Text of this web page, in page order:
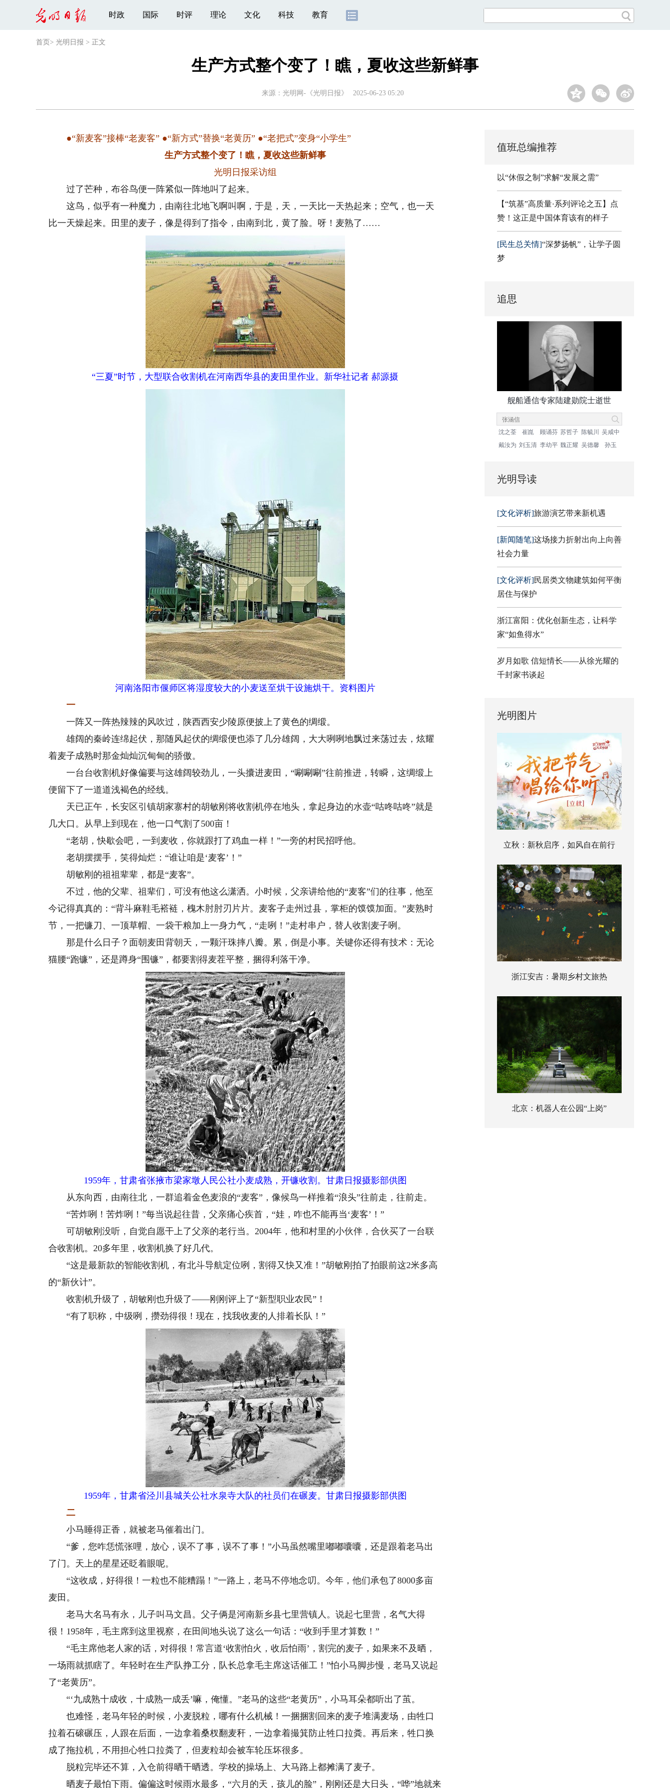
时政 国际 时评 理论 文化 科技 教育
首页 > 光明日报 > 正文
生产方式整个变了！瞧，夏收这些新鲜事
来源： 光明网-《光明日报》 2025-06-23 05:20
●“新麦客”接棒“老麦客” ●“新方式”替换“老黄历” ●“老把式”变身“小学生”
生产方式整个变了！瞧，夏收这些新鲜事
光明日报采访组
过了芒种，布谷鸟便一阵紧似一阵地叫了起来。
这鸟，似乎有一种魔力，由南往北地飞啊叫啊，于是，天，一天比一天热起来；空气，也一天
比一天燥起来。田里的麦子，像是得到了指令，由南到北，黄了脸。呀！麦熟了……
“三夏”时节，大型联合收割机在河南西华县的麦田里作业。新华社记者 郝源摄
河南洛阳市偃师区将湿度较大的小麦送至烘干设施烘干。资料图片
一
一阵又一阵热辣辣的风吹过，陕西西安少陵原便披上了黄色的绸缎。
雄阔的秦岭连绵起伏，那随风起伏的绸缎便也添了几分雄阔，大大咧咧地飘过来荡过去，炫耀
着麦子成熟时那金灿灿沉甸甸的骄傲。
一台台收割机好像偏要与这雄阔较劲儿，一头攮进麦田，“唰唰唰”往前推进，转瞬，这绸缎上
便留下了一道道浅褐色的经线。
天已正午，长安区引镇胡家寨村的胡敏刚将收割机停在地头，拿起身边的水壶“咕咚咕咚”就是
几大口。从早上到现在，他一口气割了500亩！
“老胡，快歇会吧，一到麦收，你就跟打了鸡血一样！”一旁的村民招呼他。
老胡摆摆手，笑得灿烂：“谁让咱是‘麦客’！”
胡敏刚的祖祖辈辈，都是“麦客”。
不过，他的父辈、祖辈们，可没有他这么潇洒。小时候，父亲讲给他的“麦客”们的往事，他至
今记得真真的：“背斗麻鞋毛褡裢，槐木肘肘刃片片。麦客子走州过县，掌柜的馍馍加面。”麦熟时
节，一把镰刀、一顶草帽、一袋干粮加上一身力气，“走咧！”走村串户，替人收割麦子咧。
那是什么日子？面朝麦田背朝天，一颗汗珠摔八瓣。累，倒是小事。关键你还得有技术：无论
猫腰“跑镰”，还是蹲身“围镰”，都要割得麦茬平整，捆得利落干净。
1959年，甘肃省张掖市梁家墩人民公社小麦成熟，开镰收割。甘肃日报摄影部供图
从东向西，由南往北，一群追着金色麦浪的“麦客”，像候鸟一样推着“浪头”往前走，往前走。
“苦炸咧！苦炸咧！”每当说起往昔，父亲痛心疾首，“娃，咋也不能再当‘麦客’！”
可胡敏刚没听，自觉自愿干上了父亲的老行当。2004年，他和村里的小伙伴，合伙买了一台联
合收割机。20多年里，收割机换了好几代。
“这是最新款的智能收割机，有北斗导航定位咧，割得又快又准！”胡敏刚拍了拍眼前这2米多高
的“新伙计”。
收割机升级了，胡敏刚也升级了——刚刚评上了“新型职业农民”！
“有了职称，中级咧，攒劲得很！现在，找我收麦的人排着长队！”
1959年，甘肃省泾川县城关公社水泉寺大队的社员们在碾麦。甘肃日报摄影部供图
二
小马睡得正香，就被老马催着出门。
“爹，您咋恁慌张哩，放心，误不了事，误不了事！”小马虽然嘴里嘟嘟囔囔，还是跟着老马出
了门。天上的星星还眨着眼呢。
“这收成，好得很！一粒也不能糟蹋！”一路上，老马不停地念叨。今年，他们承包了8000多亩
麦田。
老马大名马有永，儿子叫马文昌。父子俩是河南新乡县七里营镇人。说起七里营，名气大得
很！1958年，毛主席到这里视察，在田间地头说了这么一句话：“收到手里才算数！”
“毛主席他老人家的话，对得很！常言道‘收割怕火，收后怕雨’，割完的麦子，如果来不及晒，
一场雨就抓瞎了。年轻时在生产队挣工分，队长总拿毛主席这话催工！”怕小马脚步慢，老马又说起
了“老黄历”。
“‘九成熟十成收，十成熟一成丢’嘛，俺懂。”老马的这些“老黄历”，小马耳朵都听出了茧。
也难怪，老马年轻的时候，小麦脱粒，哪有什么机械！一捆捆割回来的麦子堆满麦场，由牲口
拉着石磙碾压，人跟在后面，一边拿着桑杈翻麦秆，一边拿着撮箕防止牲口拉粪。再后来，牲口换
成了拖拉机，不用担心牲口拉粪了，但麦粒却会被车轮压坏很多。
脱粒完毕还不算，入仓前得晒干晒透。学校的操场上、大马路上都摊满了麦子。
晒麦子最怕下雨。偏偏这时候雨水最多，“六月的天，孩儿的脸”，刚刚还是大日头，“哗”地就来
值班总编推荐
以“休假之制”求解“发展之需”
【“筑基”高质量·系列评论之五】点
赞！这正是中国体育该有的样子
[民生总关情]“深梦扬帆”，让学子圆
梦
追思
舰船通信专家陆建勋院士逝世
沈之荃 崔崑 顾诵芬 苏哲子 陈毓川
吴咸中
戴汝为 刘玉清 李幼平 魏正耀 吴德馨 孙玉
光明导读
[文化评析]旅游演艺带来新机遇
[新闻随笔]这场接力折射出向上向善
社会力量
[文化评析]民居类文物建筑如何平衡
居住与保护
浙江富阳：优化创新生态，让科学
家“如鱼得水”
岁月如歌 信短情长——从徐光耀的
千封家书谈起
光明图片
立秋：新秋启序，如风自在前行
浙江安吉：暑期乡村文旅热
北京：机器人在公园“上岗”